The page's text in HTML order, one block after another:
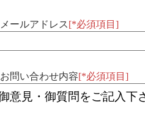
メールアドレス[*必須項目]
お問い合わせ内容[*必須項目]